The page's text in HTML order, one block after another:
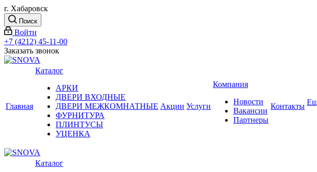
г. Хабаровск
Поиск
Войти
+7 (4212) 45-11-00
Заказать звонок
Главная
Каталог
АРКИ
ДВЕРИ ВХОДНЫЕ
ДВЕРИ МЕЖКОМНАТНЫЕ
ФУРНИТУРА
ПЛИНТУСЫ
УЦЕНКА
Акции Услуги
Компания
Новости
Вакансии
Партнеры
Контакты
Каталог